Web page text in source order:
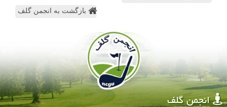
بازگشت به انجمن گلف
انجمن گلف